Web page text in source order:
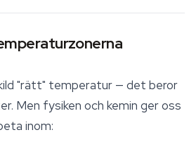
"rätt" temperatur — det beror
Men fysiken och kemin ger oss
inom: